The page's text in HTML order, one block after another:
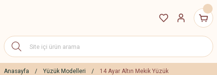
Anasayfa Yüzük Modelleri 14 Ayar Altın Mekik Yüzük